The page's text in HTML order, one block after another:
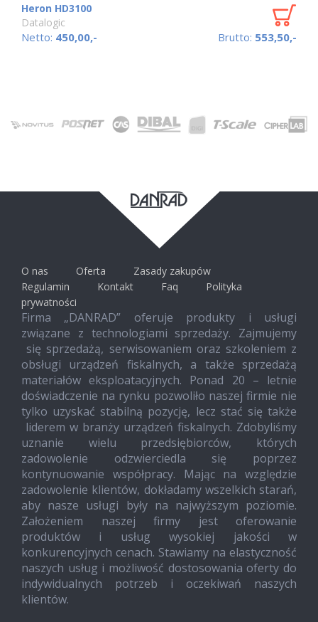
Heron HD3100
Datalogic
Netto: 450,00,- Brutto: 553,50,-
O nas Oferta
Zasady zakupów
Regulamin
Kontakt Faq
Polityka
prywatności
Firma „DANRAD” oferuje produkty i usługi
związane z technologiami sprzedaży. Zajmujemy
się sprzedażą, serwisowaniem oraz szkoleniem z
obsługi urządzeń fiskalnych, a także sprzedażą
materiałów eksploatacyjnych. Ponad 20 – letnie
doświadczenie na rynku pozwoliło naszej firmie nie
tylko uzyskać stabilną pozycję, lecz stać się także
liderem w branży urządzeń fiskalnych. Zdobyliśmy
uznanie wielu przedsiębiorców, których
zadowolenie odzwierciedla się poprzez
kontynuowanie współpracy. Mając na względzie
zadowolenie klientów, dokładamy wszelkich starań,
aby nasze usługi były na najwyższym poziomie.
Założeniem naszej firmy jest oferowanie
produktów i usług wysokiej jakości w
konkurencyjnych cenach. Stawiamy na elastyczność
naszych usług i możliwość dostosowania oferty do
indywidualnych potrzeb i oczekiwań naszych
klientów.